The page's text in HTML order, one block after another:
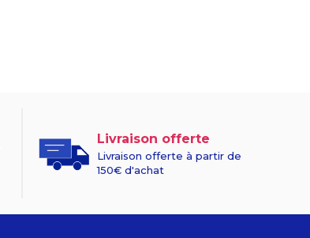
Livraison offerte
Livraison offerte à partir de
150€ d'achat